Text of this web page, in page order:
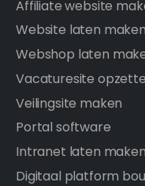
Affiliate website
Website laten maken
Webshop laten
Vacaturesite
Veilingsite maken
Portal software
Intranet laten maken
Digitaal platform